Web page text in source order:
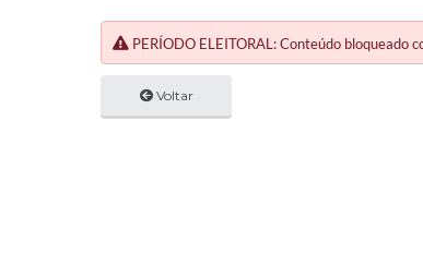
PERÍODO ELEITORAL: Conteúdo bloqueado
Voltar